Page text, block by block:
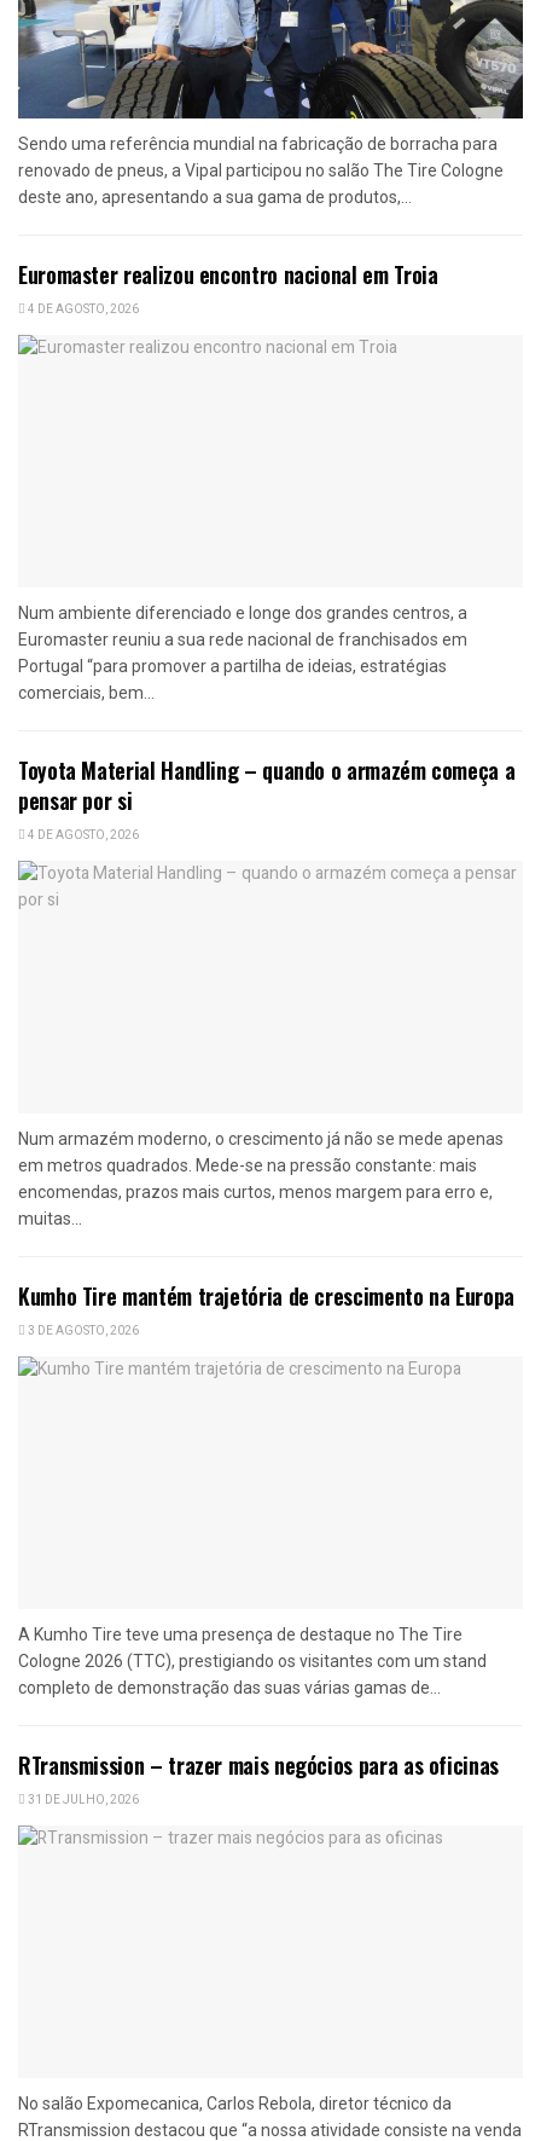
Sendo uma referência mundial na fabricação de borracha para
renovado de pneus, a Vipal participou no salão The Tire Cologne
deste ano, apresentando a sua gama de produtos,...
Euromaster realizou encontro nacional em Troia
4 DE AGOSTO, 2026
Num ambiente diferenciado e longe dos grandes centros, a
Euromaster reuniu a sua rede nacional de franchisados em
Portugal “para promover a partilha de ideias, estratégias
comerciais, bem...
Toyota Material Handling – quando o armazém começa a
pensar por si
4 DE AGOSTO, 2026
Num armazém moderno, o crescimento já não se mede apenas
em metros quadrados. Mede-se na pressão constante: mais
encomendas, prazos mais curtos, menos margem para erro e,
muitas...
Kumho Tire mantém trajetória de crescimento na Europa
3 DE AGOSTO, 2026
A Kumho Tire teve uma presença de destaque no The Tire
Cologne 2026 (TTC), prestigiando os visitantes com um stand
completo de demonstração das suas várias gamas de...
RTransmission – trazer mais negócios para as oficinas
31 DE JULHO, 2026
No salão Expomecanica, Carlos Rebola, diretor técnico da
RTransmission destacou que “a nossa atividade consiste na venda